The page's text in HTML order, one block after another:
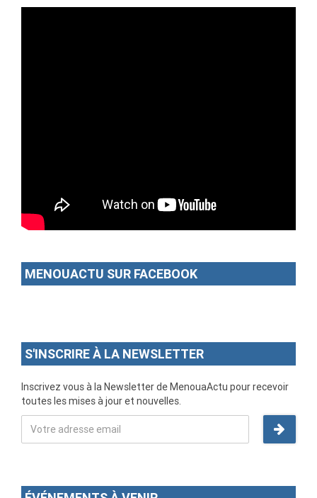
MENOUACTU SUR FACEBOOK
S'INSCRIRE À LA NEWSLETTER
Inscrivez vous à la Newsletter de MenouaActu pour recevoir
toutes les mises à jour et nouvelles.